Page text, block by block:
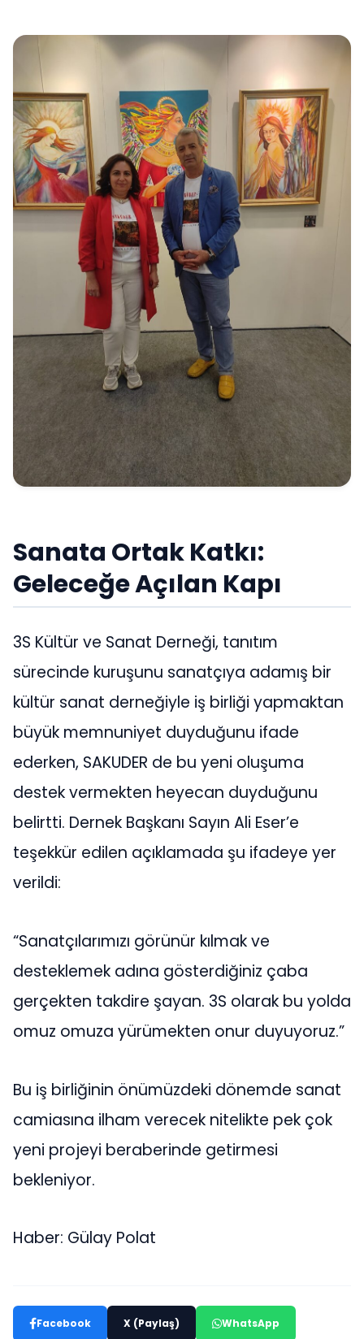
Sanata Ortak Katkı:
Geleceğe Açılan Kapı
3S Kültür ve Sanat Derneği, tanıtım
sürecinde kuruşunu sanatçıya adamış bir
kültür sanat derneğiyle iş birliği yapmaktan
büyük memnuniyet duyduğunu ifade
ederken, SAKUDER de bu yeni oluşuma
destek vermekten heyecan duyduğunu
belirtti. Dernek Başkanı Sayın Ali Eser’e
teşekkür edilen açıklamada şu ifadeye yer
verildi:
“Sanatçılarımızı görünür kılmak ve
desteklemek adına gösterdiğiniz çaba
gerçekten takdire şayan. 3S olarak bu yolda
omuz omuza yürümekten onur duyuyoruz.”
Bu iş birliğinin önümüzdeki dönemde sanat
camiasına ilham verecek nitelikte pek çok
yeni projeyi beraberinde getirmesi
bekleniyor.
Haber: Gülay Polat
Facebook X (Paylaş) WhatsApp